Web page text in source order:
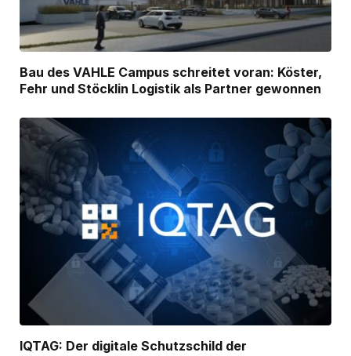
Bau des VAHLE Campus schreitet voran: Köster,
Fehr und Stöcklin Logistik als Partner gewonnen
IQTAG: Der digitale Schutzschild der